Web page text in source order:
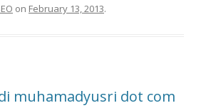
on February 13, 2013.
muhamadyusri dot com